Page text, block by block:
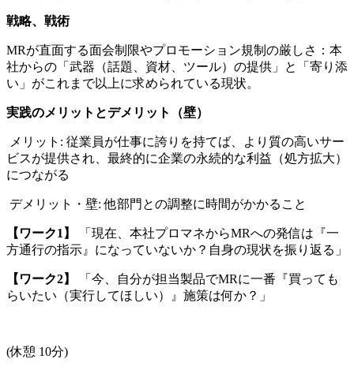
戦略、戦術
MRが直面する面会制限やプロモーション規制の厳しさ：本
社からの「武器（話題、資材、ツール）の提供」と「寄り添
い」がこれまで以上に求められている現状。
実践のメリットとデメリット（壁）
メリット: 従業員が仕事に誇りを持てば、より質の高いサー
ビスが提供され、最終的に企業の永続的な利益（処方拡大）
につながる
デメリット・壁: 他部門との調整に時間がかかること
【ワーク1】
「現在、本社プロマネからMRへの発信は『一
方通行の指示』になっていないか？自身の現状を振り返る」
【ワーク2】
「今、自分が担当製品でMRに一番『買っても
らいたい（実行してほしい）』施策は何か？」
(休憩 10分)